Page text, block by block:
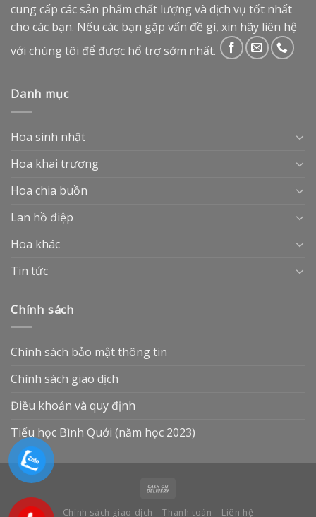
cung cấp các sản phẩm chất lượng và dịch vụ tốt nhất
cho các bạn. Nếu các bạn gặp vấn đề gì, xin hãy liên hệ
với chúng tôi để được hổ trợ sớm nhất.
Danh mục
Hoa sinh nhật
Hoa khai trương
Hoa chia buồn
Lan hồ điệp
Hoa khác
Tin tức
Chính sách
Chính sách bảo mật thông tin
Chính sách giao dịch
Điều khoản và quy định
Tiểu học Bình Quới (năm học 2023)
Chính sách giao dịch Thanh toán Liên hệ